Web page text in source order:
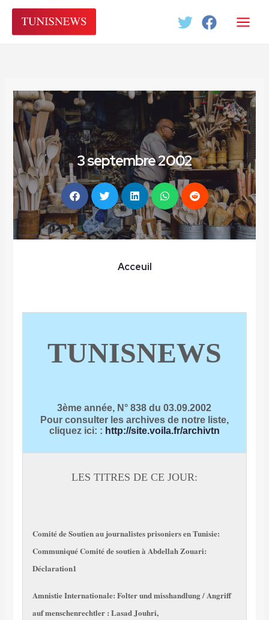
Aller
contenu
3 septembre 2002
Acceuil
TUNISNEWS
3ème année, N° 838 du 03.09.2002
Pour consulter les archives de notre liste,
cliquez ici: : http://site.voila.fr/archivtn
LES TITRES DE CE JOUR:
Comité de Soutien au journalistes prisoniers en Tunisie:
CommuniquéComité de soutien à Abdellah Zouari:
Déclaration1
Amnistie Internationale: Folter und misshandlung / Angriff
auf menschenrechtler : Lasad Jouhri,